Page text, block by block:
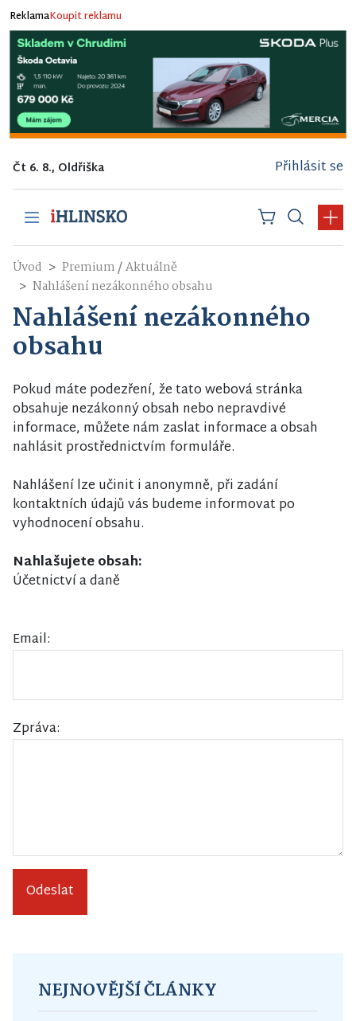
ReklamaKoupit reklamu
Čt 6. 8., Oldřiška Přihlásit se
Úvod Premium/Aktuálně
Nahlášení nezákonného obsahu
Nahlášení nezákonného
obsahu
Pokud máte podezření, že tato webová stránka
obsahuje nezákonný obsah nebo nepravdivé
informace, můžete nám zaslat informace a obsah
nahlásit prostřednictvím formuláře.
Nahlášení lze učinit i anonymně, při zadání
kontaktních údajů vás budeme informovat po
vyhodnocení obsahu.
Nahlašujete obsah:
Účetnictví a daně
Email:
Zpráva:
Odeslat
NEJNOVĚJŠÍ ČLÁNKY